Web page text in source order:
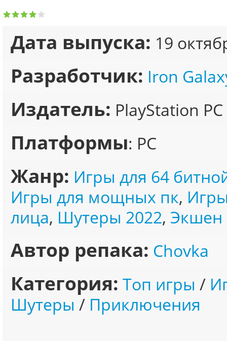
Дата выпуска: 19
Разработчик: Iron
Издатель: PlayStation PC
Платформы: PC
Жанр: Игры для 64
Игры для мощных пк,
лица, Шутеры 2022, Экшен
Автор репака: Chovka
Категория: Топ игры /
Шутеры / Приключения